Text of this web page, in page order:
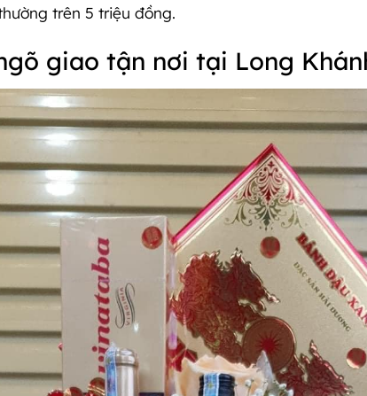
trên 5 triệu đồng.
giao tận nơi tại Long